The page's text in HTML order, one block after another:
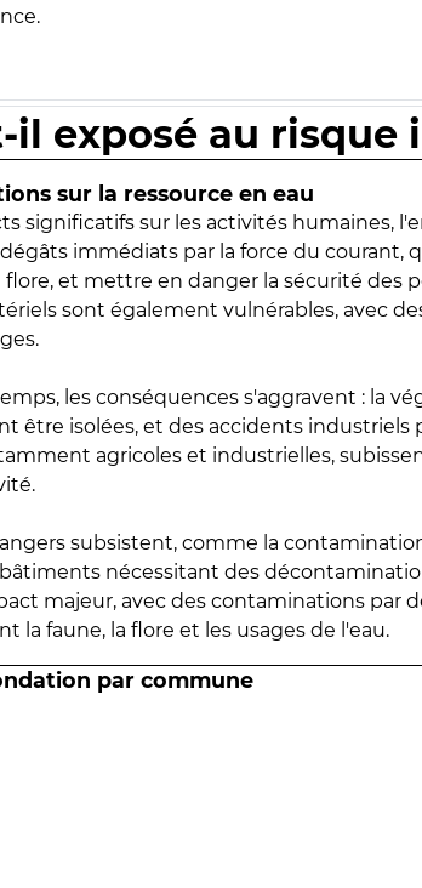
exposé au risque
sur la ressource en eau
significatifs sur les activités humaines,
immédiats par la force du courant,
et mettre en danger la sécurité des
sont également vulnérables, avec
les conséquences s'aggravent : la
être isolées, et des accidents industriels
agricoles et industrielles,
subsistent, comme la
nécessitant des
majeur, avec des contaminations par
la faune, la flore et les usages de l'eau.
par commune